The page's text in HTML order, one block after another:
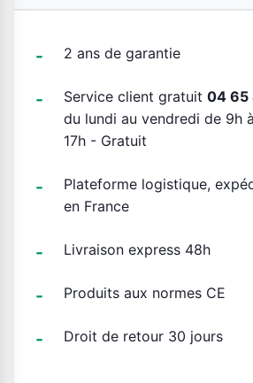
2 ans de garantie
Service client gratuit 04 65
du lundi au vendredi de 9h
17h - Gratuit
Plateforme logistique,
en France
Livraison express 48h
Produits aux normes CE
Droit de retour 30 jours